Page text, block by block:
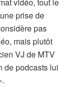
vidéo, tout le
prise de
pas
mais plutôt
VJ de MTV
de podcasts lui